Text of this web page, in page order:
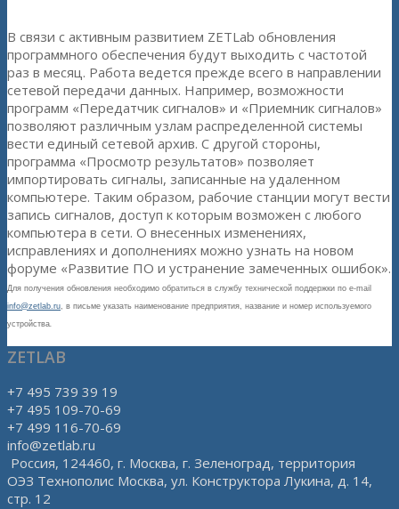
В связи с активным развитием ZETLab обновления
программного обеспечения будут выходить с частотой
раз в месяц. Работа ведется прежде всего в направлении
сетевой передачи данных. Например, возможности
программ «Передатчик сигналов» и «Приемник сигналов»
позволяют различным узлам распределенной системы
вести единый сетевой архив. С другой стороны,
программа «Просмотр результатов» позволяет
импортировать сигналы, записанные на удаленном
компьютере. Таким образом, рабочие станции могут вести
запись сигналов, доступ к которым возможен с любого
компьютера в сети. О внесенных изменениях,
исправлениях и дополнениях можно узнать на новом
форуме «Развитие ПО и устранение замеченных ошибок».
Для получения обновления необходимо обратиться в службу технической поддержки по e-mail
info@zetlab.ru, в письме указать наименование предприятия, название и номер используемого
устройства.
ZETLAB
+7 495 739 39 19
+7 495 109-70-69
+7 499 116-70-69
info@zetlab.ru
Россия, 124460, г. Москва, г. Зеленоград, территория
ОЭЗ Технополис Москва, ул. Конструктора Лукина, д. 14,
стр. 12